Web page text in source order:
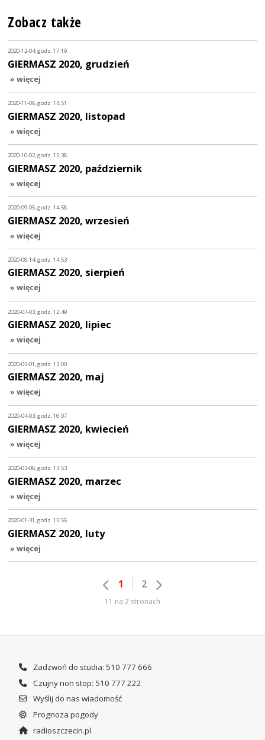
Zobacz także
2020-12-04, godz. 17:19
GIERMASZ 2020, grudzień
» więcej
2020-11-06, godz. 14:51
GIERMASZ 2020, listopad
» więcej
2020-10-02, godz. 15:38
GIERMASZ 2020, październik
» więcej
2020-09-05, godz. 14:58
GIERMASZ 2020, wrzesień
» więcej
2020-08-14, godz. 14:53
GIERMASZ 2020, sierpień
» więcej
2020-07-03, godz. 12:49
GIERMASZ 2020, lipiec
» więcej
2020-05-01, godz. 13:00
GIERMASZ 2020, maj
» więcej
2020-04-03, godz. 16:07
GIERMASZ 2020, kwiecień
» więcej
2020-03-06, godz. 13:53
GIERMASZ 2020, marzec
» więcej
2020-01-31, godz. 15:56
GIERMASZ 2020, luty
» więcej
1 2
11 na 2 stronach
Zadzwoń do studia: 510 777 666
Czujny non stop: 510 777 222
Wyślij do nas wiadomość
Prognoza pogody
radioszczecin.pl